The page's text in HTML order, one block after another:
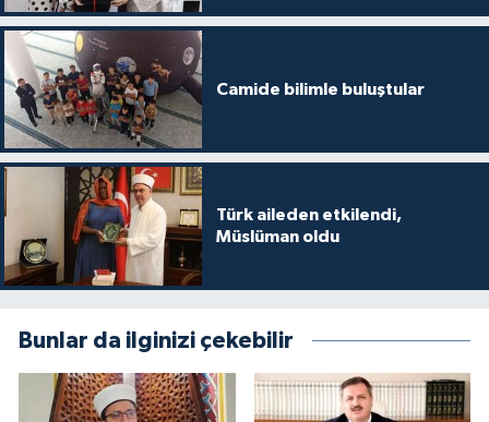
Camide bilimle buluştular
Türk aileden etkilendi,
Müslüman oldu
Bunlar da ilginizi çekebilir
Konya Müftülüğü
Kütahya Müftülüğü
Malatya Müftülüğü
Manisa Müftülüğü
Mardin Müftülüğü
Muğla Müftülüğü